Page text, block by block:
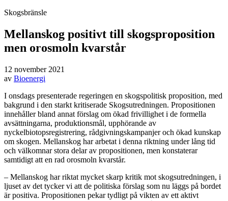
Skogsbränsle
Mellanskog positivt till skogsproposition
men orosmoln kvarstår
12 november 2021
av Bioenergi
I onsdags presenterade regeringen en skogspolitisk proposition, med
bakgrund i den starkt kritiserade Skogsutredningen. Propositionen
innehåller bland annat förslag om ökad frivillighet i de formella
avsättningarna, produktionsmål, upphörande av
nyckelbiotopsregistrering, rådgivningskampanjer och ökad kunskap
om skogen. Mellanskog har arbetat i denna riktning under lång tid
och välkomnar stora delar av propositionen, men konstaterar
samtidigt att en rad orosmoln kvarstår.
– Mellanskog har riktat mycket skarp kritik mot skogsutredningen, i
ljuset av det tycker vi att de politiska förslag som nu läggs på bordet
är positiva. Propositionen pekar tydligt på vikten av ett aktivt